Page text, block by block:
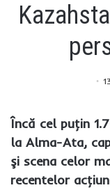
Încă cel puţin
la Alma-Ata,
şi scena celor
recentelor